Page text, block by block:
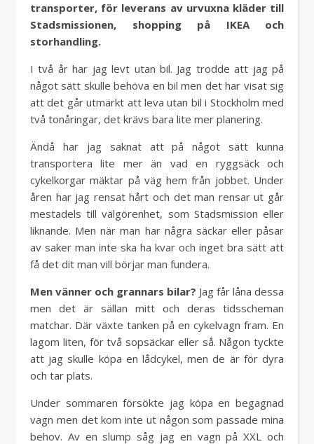
transporter, för leverans av urvuxna kläder till
Stadsmissionen, shopping på IKEA och
storhandling.
I två år har jag levt utan bil. Jag trodde att jag på
något sätt skulle behöva en bil men det har visat sig
att det går utmärkt att leva utan bil i Stockholm med
två tonåringar, det krävs bara lite mer planering.
Ändå har jag saknat att på något sätt kunna
transportera lite mer än vad en ryggsäck och
cykelkorgar mäktar på väg hem från jobbet. Under
åren har jag rensat hårt och det man rensar ut går
mestadels till välgörenhet, som Stadsmission eller
liknande. Men när man har några säckar eller påsar
av saker man inte ska ha kvar och inget bra sätt att
få det dit man vill börjar man fundera.
Men vänner och grannars bilar? Jag får låna dessa
men det är sällan mitt och deras tidsscheman
matchar. Där växte tanken på en cykelvagn fram. En
lagom liten, för två sopsäckar eller så. Någon tyckte
att jag skulle köpa en lådcykel, men de är för dyra
och tar plats.
Under sommaren försökte jag köpa en begagnad
vagn men det kom inte ut någon som passade mina
behov. Av en slump såg jag en vagn på XXL och